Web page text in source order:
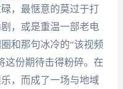
，最惬意的莫过于打
，或是重温一部老电
和那句冰冷的“该视频
这份期待击得粉碎。在
，而成了一场与地域